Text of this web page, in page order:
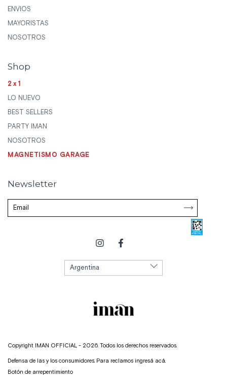
ENVIOS
MAYORISTAS
NOSOTROS
Shop
2x1
LO NUEVO
BEST SELLERS
PARTY IMAN
NOSOTROS
MAGNETISMO GARAGE
Newsletter
Copyright IMAN OFFICIAL - 2026. Todos los derechos reservados.
Defensa de las y los consumidores. Para reclamos ingresá acá.
Botón de arrepentimiento